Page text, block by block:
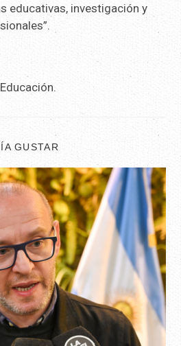
educativas, investigación y
GUSTAR